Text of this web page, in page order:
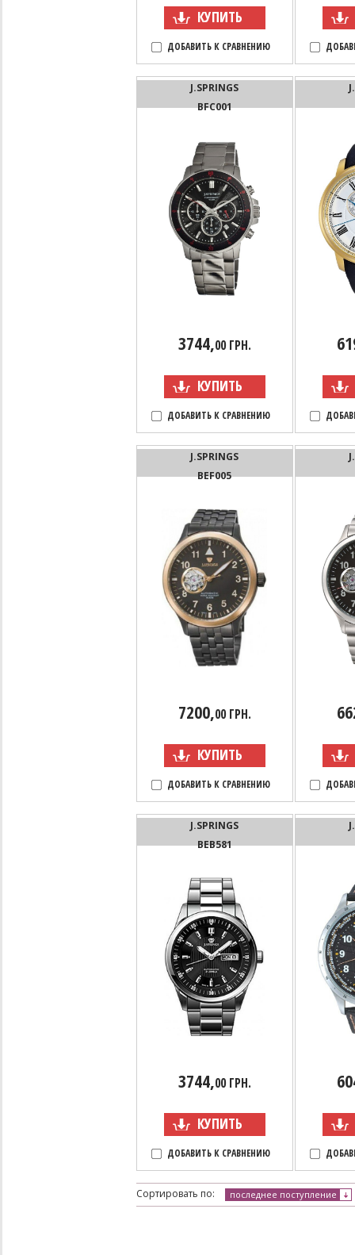
КУПИТЬ
ДОБАВИТЬ К СРАВНЕНИЮ
J.SPRINGS
BFC001
3744,00 ГРН.
КУПИТЬ
ДОБАВИТЬ К СРАВНЕНИЮ
J.SPRINGS
BEF005
7200,00 ГРН.
КУПИТЬ
ДОБАВИТЬ К СРАВНЕНИЮ
J.SPRINGS
BEB581
3744,00 ГРН.
КУПИТЬ
ДОБАВИТЬ К СРАВНЕНИЮ
Сортировать по: последнее поступление